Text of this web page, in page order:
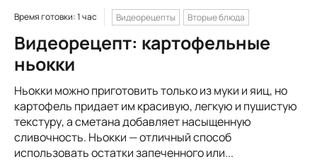
Время готовки: 1 час Видеорецепты Вторые блюда
Видеорецепт: картофельные
ньокки
Ньокки можно приготовить только из муки и яиц, но
картофель придает им красивую, легкую и пушистую
текстуру, а сметана добавляет насыщенную
сливочность. Ньокки — отличный способ
использовать остатки запеченного или...